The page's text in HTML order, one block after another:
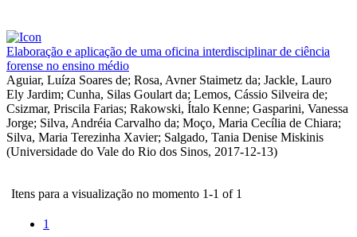
Elaboração e aplicação de uma oficina interdisciplinar de ciência
forense no ensino médio
Aguiar, Luíza Soares de; Rosa, Avner Staimetz da; Jackle, Lauro
Ely Jardim; Cunha, Silas Goulart da; Lemos, Cássio Silveira de;
Csizmar, Priscila Farias; Rakowski, Ítalo Kenne; Gasparini, Vanessa
Jorge; Silva, Andréia Carvalho da; Moço, Maria Cecília de Chiara;
Silva, Maria Terezinha Xavier; Salgado, Tania Denise Miskinis
(Universidade do Vale do Rio dos Sinos, 2017-12-13)
Itens para a visualização no momento 1-1 of 1
1